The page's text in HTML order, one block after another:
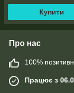
Купити
Про нас
100%
Працює з